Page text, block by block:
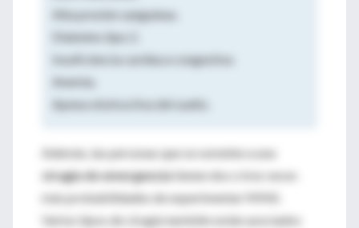
Alta presión sanguínea.
Diabetes tipo 2.
Insuficiencia cardíaca congestiva
Anemia.
Apnea obstructiva del sueño.
Además, las personas que se someten a una
cirugía de emergenciatienen dos o tres veces
más probabilidades de experimentar MINS.
Varios tipos de cirugía también están asociados